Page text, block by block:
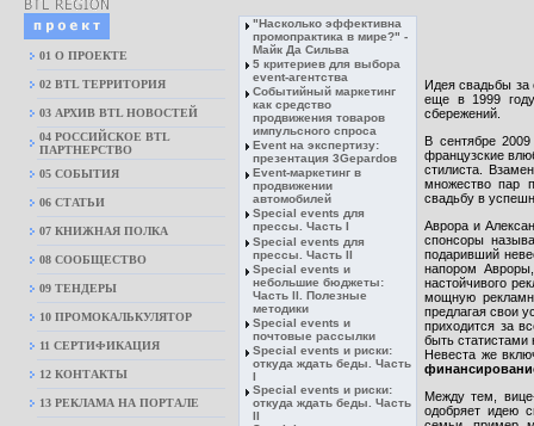
01 О ПРОЕКТЕ
02 BTL ТЕРРИТОРИЯ
03 АРХИВ BTL НОВОСТЕЙ
04 РОССИЙСКОЕ BTL
ПАРТНЕРСТВО
05 СОБЫТИЯ
06 СТАТЬИ
07 КНИЖНАЯ ПОЛКА
08 CООБЩЕСТВО
09 ТЕНДЕРЫ
10 ПРОМОКАЛЬКУЛЯТОР
11 СЕРТИФИКАЦИЯ
12 КОНТАКТЫ
13 РЕКЛАМА НА ПОРТАЛЕ
"Насколько эффективна
промопрактика в мире?" -
Майк Да Сильва
5 критериев для выбора
event-агентства
Cобытийный маркетинг
как средство
продвижения товаров
импульсного спроса
Event на экспертизу:
презентация 3Gepardов
Event-маркетинг в
продвижении
автомобилей
Special events для
прессы. Часть I
Special events для
прессы. Часть II
Special events и
небольшие бюджеты:
Часть II. Полезные
методики
Special events и
почтовые рассылки
Special events и риски:
откуда ждать беды. Часть
I
Special events и риски:
откуда ждать беды. Часть
II
Идея свадьбы за
еще в 1999
сбережений.
В сентябре
французские
стилиста.
множество пар
свадьбу в
Аврора и
спонсоры
подаривший
напором
настойчивого
мощную
предлагая свои
приходится за
быть статистами
Невеста же
Между тем,
одобряет идею